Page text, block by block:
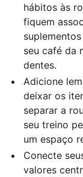
hábitos às
fiquem
seu café da
dentes.
Adicione
deixar os
separar a
seu treino
um espaço
Conecte
valores